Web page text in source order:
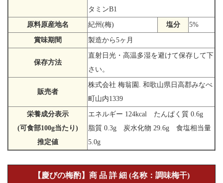
タミンB1
原料原産地名 紀州(梅) 塩分 5%
賞味期間 製造から5ヶ月
保存方法
直射日光・高温多湿を避けて保存して下
さい。
販売者
株式会社 梅翁園. 和歌山県日高郡みなべ
町山内1339
栄養成分表示
(可食部100g当たり)
推定値
エネルギー 124kcal たんぱく質 0.6g
脂質 0.3g 炭水化物 29.6g 食塩相当量
5.0g
【慶びの梅酌】商 品 詳 細 (名称：調味梅干)